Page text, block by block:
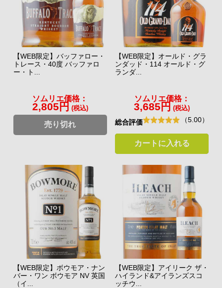
【WEB限定】バッファロー・
トレース・40度 バッファロ
ー・ト...
ソムリエ価格：
2,805円 (税込)
売り切れ
【WEB限定】オールド・グラ
ンダッド・114 オールド・グ
ランダ...
ソムリエ価格：
3,685円 (税込)
総合評価 （5.00）
カートに入れる
【WEB限定】ボウモア・ナン
バー・ワン ボウモア NV 英国
（イ...
【WEB限定】アイリーク ザ・
ハイランド&アイランズスコ
ッチウ...